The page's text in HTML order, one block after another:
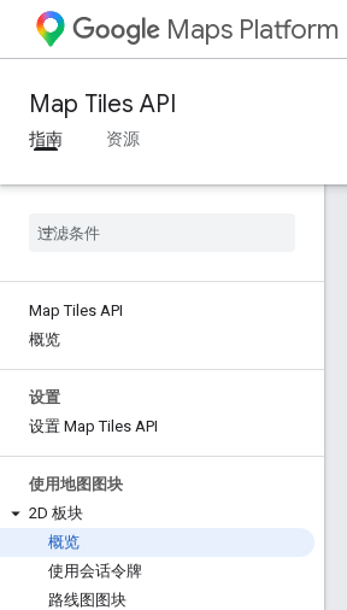
Maps Platform
Map Tiles API
指南
资源
Map Tiles API
概览
设置
设置 Map Tiles API
使用地图图块
2D 板块
概览
使用会话令牌
路线图图块